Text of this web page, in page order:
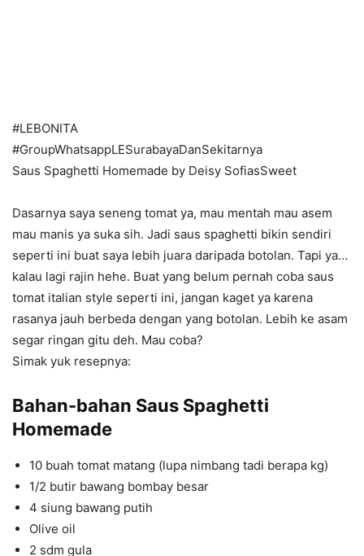
#LEBONITA
#GroupWhatsappLESurabayaDanSekitarnya
Saus Spaghetti Homemade by Deisy SofiasSweet
Dasarnya saya seneng tomat ya, mau mentah mau asem
mau manis ya suka sih. Jadi saus spaghetti bikin sendiri
seperti ini buat saya lebih juara daripada botolan. Tapi ya…
kalau lagi rajin hehe. Buat yang belum pernah coba saus
tomat italian style seperti ini, jangan kaget ya karena
rasanya jauh berbeda dengan yang botolan. Lebih ke asam
segar ringan gitu deh. Mau coba?
Simak yuk resepnya:
Bahan-bahan Saus Spaghetti
Homemade
10 buah tomat matang (lupa nimbang tadi berapa kg)
1/2 butir bawang bombay besar
4 siung bawang putih
Olive oil
2 sdm gula